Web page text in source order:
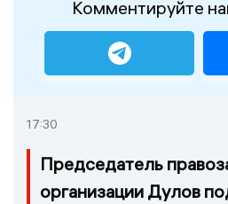
Комментируйте
17:30
Председатель
организации Дулов